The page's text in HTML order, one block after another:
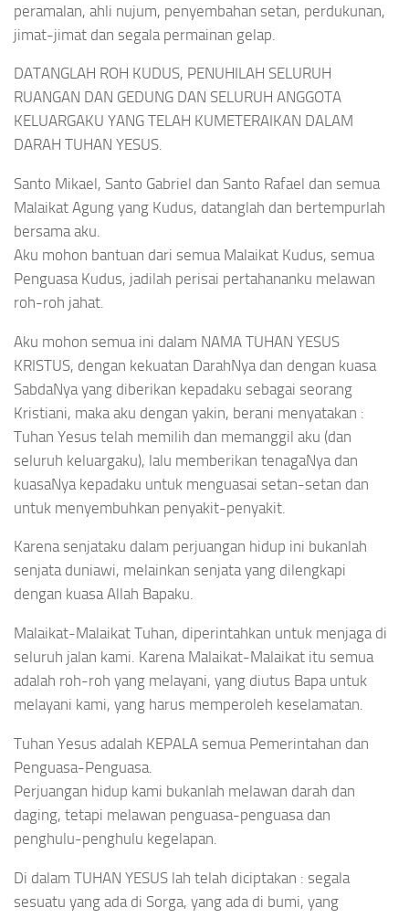
peramalan, ahli nujum, penyembahan setan, perdukunan,
jimat-jimat dan segala permainan gelap.
DATANGLAH ROH KUDUS, PENUHILAH SELURUH
RUANGAN DAN GEDUNG DAN SELURUH ANGGOTA
KELUARGAKU YANG TELAH KUMETERAIKAN DALAM
DARAH TUHAN YESUS.
Santo Mikael, Santo Gabriel dan Santo Rafael dan semua
Malaikat Agung yang Kudus, datanglah dan bertempurlah
bersama aku.
Aku mohon bantuan dari semua Malaikat Kudus, semua
Penguasa Kudus, jadilah perisai pertahananku melawan
roh-roh jahat.
Aku mohon semua ini dalam NAMA TUHAN YESUS
KRISTUS, dengan kekuatan DarahNya dan dengan kuasa
SabdaNya yang diberikan kepadaku sebagai seorang
Kristiani, maka aku dengan yakin, berani menyatakan :
Tuhan Yesus telah memilih dan memanggil aku (dan
seluruh keluargaku), lalu memberikan tenagaNya dan
kuasaNya kepadaku untuk menguasai setan-setan dan
untuk menyembuhkan penyakit-penyakit.
Karena senjataku dalam perjuangan hidup ini bukanlah
senjata duniawi, melainkan senjata yang dilengkapi
dengan kuasa Allah Bapaku.
Malaikat-Malaikat Tuhan, diperintahkan untuk menjaga di
seluruh jalan kami. Karena Malaikat-Malaikat itu semua
adalah roh-roh yang melayani, yang diutus Bapa untuk
melayani kami, yang harus memperoleh keselamatan.
Tuhan Yesus adalah KEPALA semua Pemerintahan dan
Penguasa-Penguasa.
Perjuangan hidup kami bukanlah melawan darah dan
daging, tetapi melawan penguasa-penguasa dan
penghulu-penghulu kegelapan.
Di dalam TUHAN YESUS lah telah diciptakan : segala
sesuatu yang ada di Sorga, yang ada di bumi, yang